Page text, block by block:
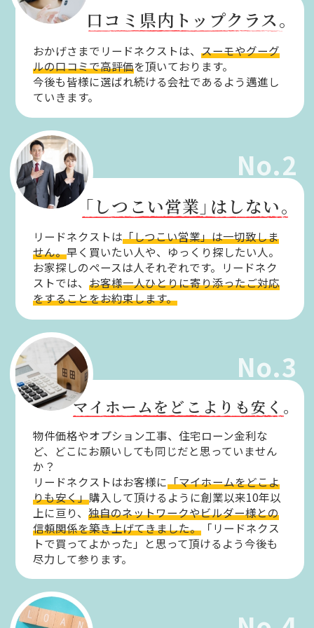
口コミ県内トップクラス。
おかげさまでリードネクストは、スーモやグーグ
ルの口コミで高評価を頂いております。
今後も皆様に選ばれ続ける会社であるよう邁進し
ていきます。
No.2
「しつこい営業」はしない。
リードネクストは「しつこい営業」は一切致しま
せん。早く買いたい人や、ゆっくり探したい人。
お家探しのペースは人それぞれです。リードネク
ストでは、お客様一人ひとりに寄り添ったご対応
をすることをお約束します。
No.3
マイホームをどこよりも安く。
物件価格やオプション工事、住宅ローン金利な
ど、どこにお願いしても同じだと思っていません
か？
リードネクストはお客様に「マイホームをどこよ
りも安く」購入して頂けるように創業以来10年以
上に亘り、独自のネットワークやビルダー様との
信頼関係を築き上げてきました。 「リードネクス
トで買ってよかった」と思って頂けるよう今後も
尽力して参ります。